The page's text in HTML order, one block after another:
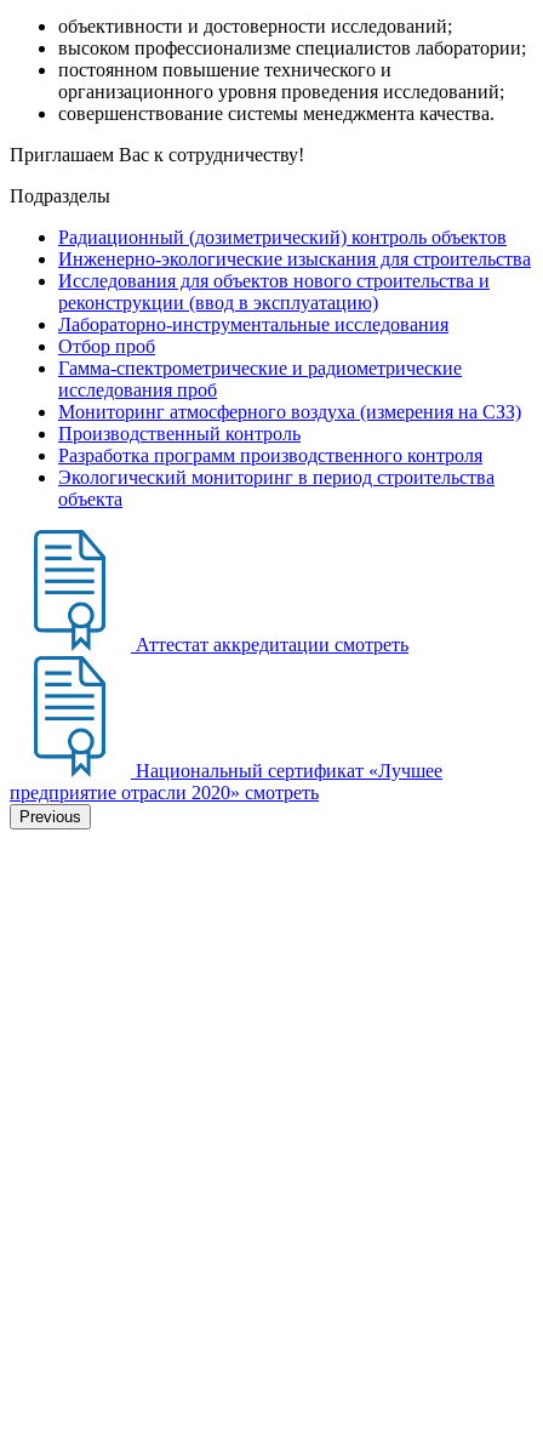
объективности и достоверности исследований;
высоком профессионализме специалистов лаборатории;
постоянном повышение технического и
организационного уровня проведения исследований;
совершенствование системы менеджмента качества.
Приглашаем Вас к сотрудничеству!
Подразделы
Радиационный (дозиметрический) контроль объектов
Инженерно-экологические изыскания для строительства
Исследования для объектов нового строительства и
реконструкции (ввод в эксплуатацию)
Лабораторно-инструментальные исследования
Отбор проб
Гамма-спектрометрические и радиометрические
исследования проб
Мониторинг атмосферного воздуха (измерения на СЗЗ)
Производственный контроль
Разработка программ производственного контроля
Экологический мониторинг в период строительства
объекта
Аттестат аккредитации смотреть
Национальный сертификат «Лучшее
предприятие отрасли 2020» смотреть
Previous